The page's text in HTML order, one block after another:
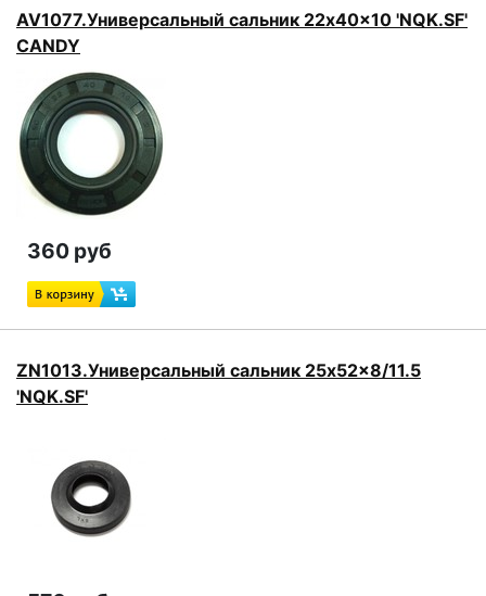
AV1077.Универсальный сальник 22x40x10 'NQK.SF'
CANDY
360 руб
ZN1013.Универсальный сальник 25x52x8/11.5
'NQK.SF'